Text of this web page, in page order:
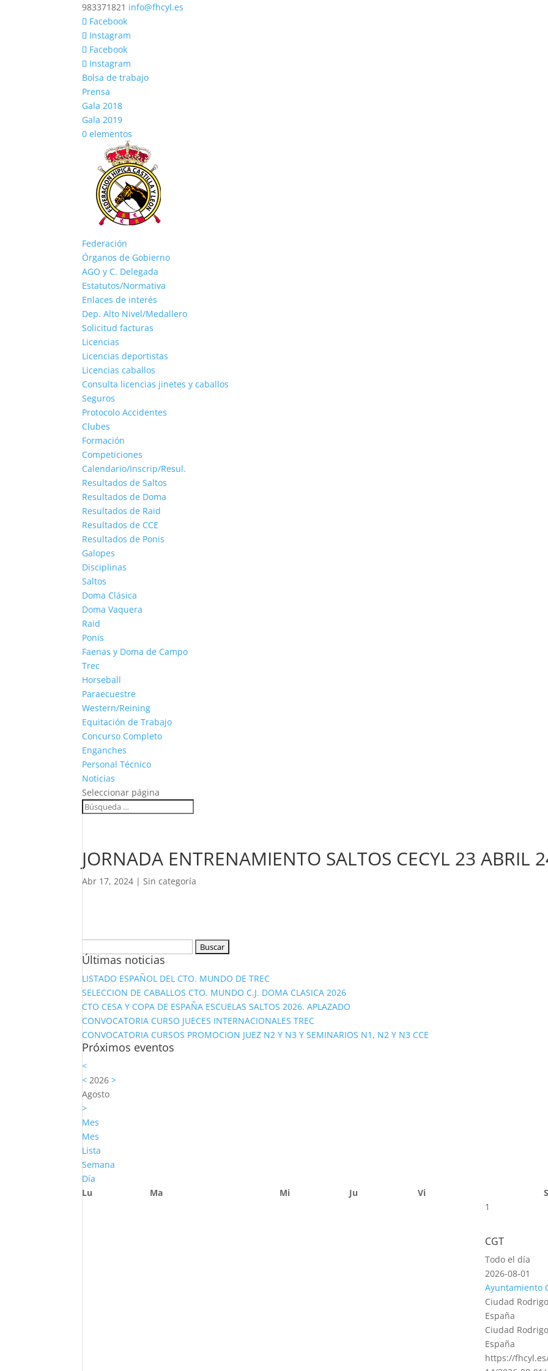
983371821 info@fhcyl.es
Facebook
Instagram
Facebook
Instagram
Bolsa de trabajo
Prensa
Gala 2018
Gala 2019
0 elementos
Federación
Órganos de Gobierno
AGO y C. Delegada
Estatutos/Normativa
Enlaces de interés
Dep. Alto Nivel/Medallero
Solicitud facturas
Licencias
Licencias deportistas
Licencias caballos
Consulta licencias jinetes y caballos
Seguros
Protocolo Accidentes
Clubes
Formación
Competiciones
Calendario/Inscrip/Resul.
Resultados de Saltos
Resultados de Doma
Resultados de Raid
Resultados de CCE
Resultados de Ponis
Galopes
Disciplinas
Saltos
Doma Clásica
Doma Vaquera
Raid
Ponis
Faenas y Doma de Campo
Trec
Horseball
Paraecuestre
Western/Reining
Equitación de Trabajo
Concurso Completo
Enganches
Personal Técnico
Noticias
Seleccionar página
JORNADA ENTRENAMIENTO SALTOS CECYL 23 ABRIL
Abr 17, 2024 |Sin categoría
Últimas noticias
LISTADO ESPAÑOL DEL CTO. MUNDO DE TREC
SELECCION DE CABALLOS CTO. MUNDO C.J. DOMA CLASICA 2026
CTO CESA Y COPA DE ESPAÑA ESCUELAS SALTOS 2026. APLAZADO
CONVOCATORIA CURSO JUECES INTERNACIONALES TREC
CONVOCATORIA CURSOS PROMOCION JUEZ N2 Y N3 Y SEMINARIOS N1, N2 Y N3 CCE
Próximos eventos
<
< 2026>
Agosto
>
Mes
Mes
Lista
Semana
Día
Lu
Ma Mi Ju Vi
1
CGT
Todo el día
2026-08-01
Ayuntamiento
Ciudad
España
Ciudad
España
https://